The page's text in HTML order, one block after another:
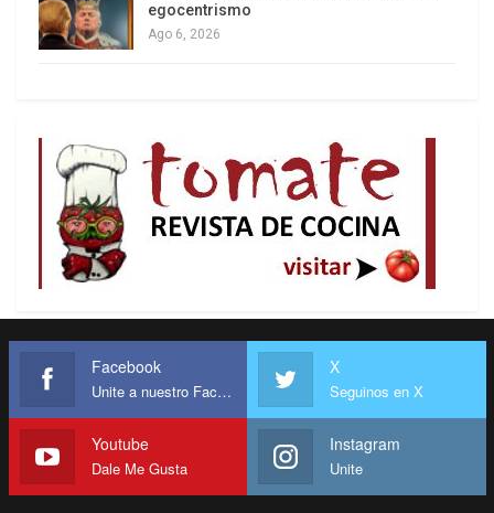
egocentrismo
Ago 6, 2026
Facebook
Unite a nuestro Facebook
X
Seguinos en X
Youtube
Dale Me Gusta
Instagram
Unite